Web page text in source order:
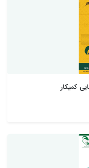
کمیکار